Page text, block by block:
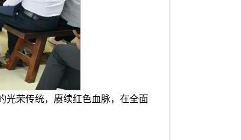
光荣传统，赓续红色血脉，在全面